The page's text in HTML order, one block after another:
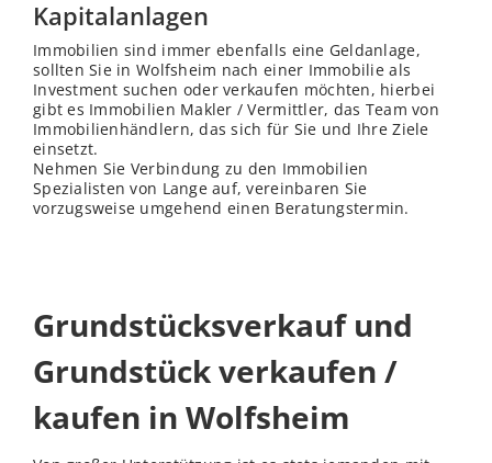
Kapitalanlagen
Immobilien sind immer ebenfalls eine Geldanlage,
sollten Sie in Wolfsheim nach einer Immobilie als
Investment suchen oder verkaufen möchten, hierbei
gibt es Immobilien Makler / Vermittler, das Team von
Immobilienhändlern, das sich für Sie und Ihre Ziele
einsetzt.
Nehmen Sie Verbindung zu den Immobilien
Spezialisten von Lange auf, vereinbaren Sie
vorzugsweise umgehend einen Beratungstermin.
Grundstücksverkauf und
Grundstück verkaufen /
kaufen in Wolfsheim